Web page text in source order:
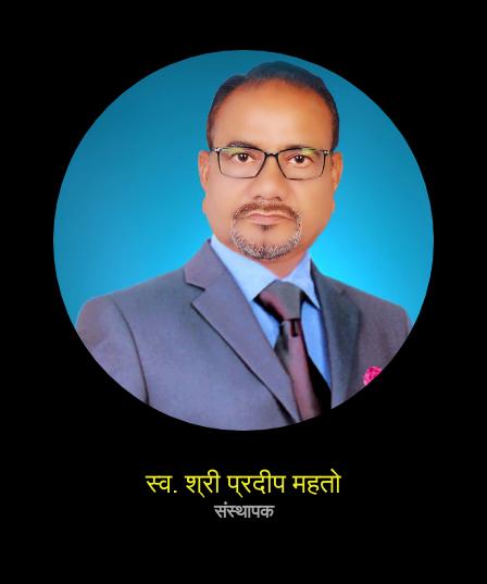
स्व. श्री प्रदीप महतो
संस्थापक